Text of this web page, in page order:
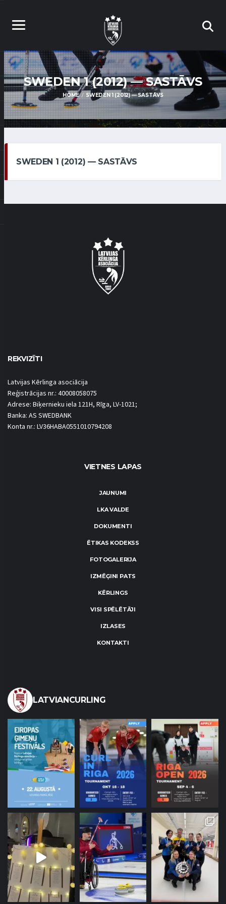
SWEDEN 1 (2012) — SASTĀVS
HOME SWEDEN 1 (2012) — SASTĀVS
SWEDEN 1 (2012) — SASTĀVS
REKVIZĪTI
Latvijas Kērlinga asociācija
Reģistrācijas nr.: 40008058075
Adrese: Biķernieku iela 121H, Rīga, LV-1021;
Banka: AS SWEDBANK
Konta nr.: LV36HABA0551010794208
VIETNES LAPAS
JAUNUMI
LKA VALDE
DOKUMENTI
ĒTIKAS KODEKSS
FOTOGALERIJA
IZMĒĢINI PATS
KĒRLINGS
VISI SPĒLĒTĀJI
IZLASES
KONTAKTI
LATVIANCURLING